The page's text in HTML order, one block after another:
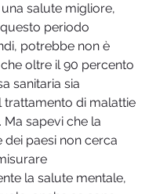
salute migliore,
periodo
potrebbe non è
oltre il 90 percento
sanitaria sia
trattamento di malattie
Ma sapevi che la
paesi non cerca
la salute mentale,